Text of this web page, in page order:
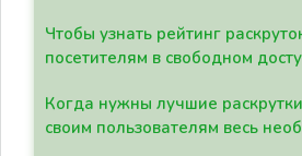
Чтобы узнать рейтинг
посетителям в свободном
Когда нужны лучшие
своим пользователям весь